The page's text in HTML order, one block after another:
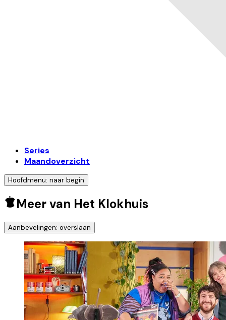
Series
Maandoverzicht
Hoofdmenu: naar begin
Meer van Het Klokhuis
Aanbevelingen: overslaan